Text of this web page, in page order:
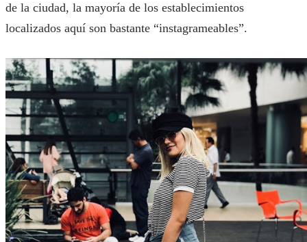
de la ciudad, la mayoría de los establecimientos
localizados aquí son bastante “instagrameables”.